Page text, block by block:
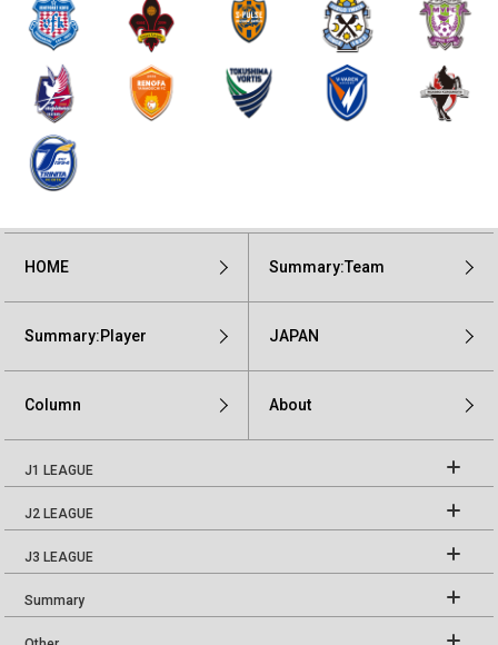
HOME Summary:Team
Summary:Player JAPAN
Column About
J1 LEAGUE
J2 LEAGUE
J3 LEAGUE
Summary